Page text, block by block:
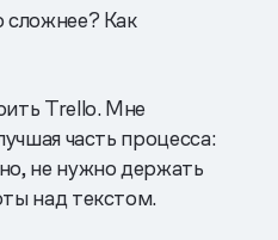
сложнее? Как
Trello. Мне
часть процесса:
не нужно держать
над текстом.